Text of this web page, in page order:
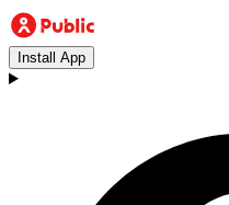
Install App